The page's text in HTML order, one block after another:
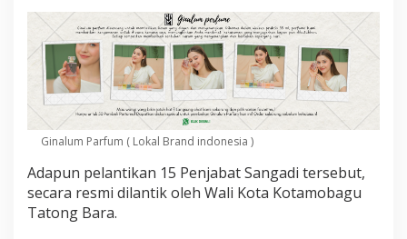
i
,
B
e
r
i
k
u
a
m
Ginalum Parfum ( Lokal Brand indonesia )
Adapun pelantikan 15 Penjabat Sangadi tersebut,
secara resmi dilantik oleh Wali Kota Kotamobagu
Tatong Bara.